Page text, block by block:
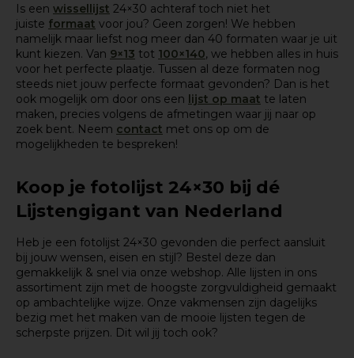
Is een wissellijst 24×30 achteraf toch niet het
juiste formaat voor jou? Geen zorgen! We hebben
namelijk maar liefst nog meer dan 40 formaten waar je uit
kunt kiezen. Van 9×13 tot 100×140, we hebben alles in huis
voor het perfecte plaatje. Tussen al deze formaten nog
steeds niet jouw perfecte formaat gevonden? Dan is het
ook mogelijk om door ons een lijst op maat te laten
maken, precies volgens de afmetingen waar jij naar op
zoek bent. Neem contact met ons op om de
mogelijkheden te bespreken!
Koop je fotolijst 24×30 bij dé
Lijstengigant van Nederland
Heb je een fotolijst 24×30 gevonden die perfect aansluit
bij jouw wensen, eisen en stijl? Bestel deze dan
gemakkelijk & snel via onze webshop. Alle lijsten in ons
assortiment zijn met de hoogste zorgvuldigheid gemaakt
op ambachtelijke wijze. Onze vakmensen zijn dagelijks
bezig met het maken van de mooie lijsten tegen de
scherpste prijzen. Dit wil jij toch ook?